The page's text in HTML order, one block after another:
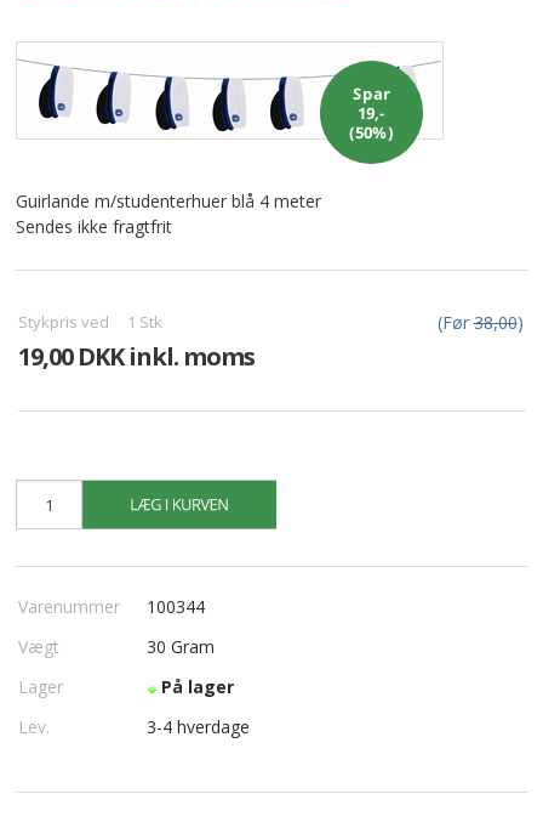
ALLE VARER I DENNE KATEGORI ER TIL 1/2 PRIS
IKKE FRAGTFRI
FORSIDE
PROFIL
NYHEDER
KURV
KONTAKT
Spar
19,-
(50%)
Guirlande m/studenterhuer blå 4 meter
Sendes ikke fragtfrit
Stykpris ved 1 Stk (Før38,00)
19,00 DKK inkl. moms
Varenummer
100344
Vægt
30 Gram
Lager
På lager
Lev.
3-4 hverdage